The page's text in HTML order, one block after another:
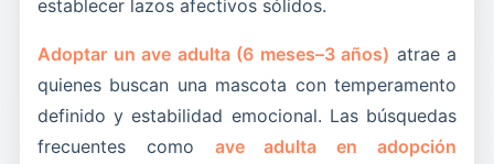
establecer lazos afectivos sólidos.
Adoptar un ave adulta (6 meses–3 años) atrae a
quienes buscan una mascota con temperamento
definido y estabilidad emocional. Las búsquedas
frecuentes como ave adulta en adopción